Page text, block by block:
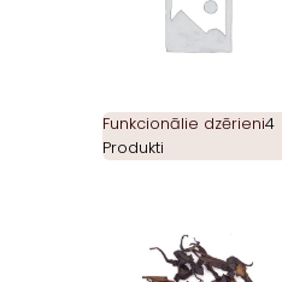
Funkcionālie dzērieni4
Produkti